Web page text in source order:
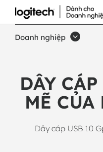
DÂY
USB
TAP,
CAMERA
RALLY,
Doanh nghiệp
DÂY
MẼ CỦA
Dây cáp USB 10